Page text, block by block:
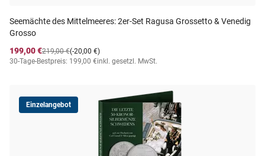
Seemächte des Mittelmeeres: 2er-Set Ragusa Grossetto & Venedig
Grosso
199,00 €
(-20,00 €)
219,00 €
30-Tage-Bestpreis: 199,00 €inkl. gesetzl. MwSt.
Einzelangebot